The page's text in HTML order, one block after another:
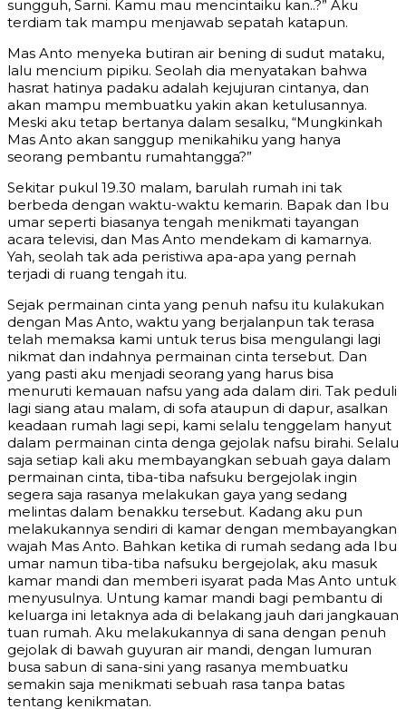
sungguh, Sarni. Kamu mau mencintaiku kan..?” Aku
terdiam tak mampu menjawab sepatah katapun.
Mas Anto menyeka butiran air bening di sudut mataku,
lalu mencium pipiku. Seolah dia menyatakan bahwa
hasrat hatinya padaku adalah kejujuran cintanya, dan
akan mampu membuatku yakin akan ketulusannya.
Meski aku tetap bertanya dalam sesalku, “Mungkinkah
Mas Anto akan sanggup menikahiku yang hanya
seorang pembantu rumahtangga?”
Sekitar pukul 19.30 malam, barulah rumah ini tak
berbeda dengan waktu-waktu kemarin. Bapak dan Ibu
umar seperti biasanya tengah menikmati tayangan
acara televisi, dan Mas Anto mendekam di kamarnya.
Yah, seolah tak ada peristiwa apa-apa yang pernah
terjadi di ruang tengah itu.
Sejak permainan cinta yang penuh nafsu itu kulakukan
dengan Mas Anto, waktu yang berjalanpun tak terasa
telah memaksa kami untuk terus bisa mengulangi lagi
nikmat dan indahnya permainan cinta tersebut. Dan
yang pasti aku menjadi seorang yang harus bisa
menuruti kemauan nafsu yang ada dalam diri. Tak peduli
lagi siang atau malam, di sofa ataupun di dapur, asalkan
keadaan rumah lagi sepi, kami selalu tenggelam hanyut
dalam permainan cinta denga gejolak nafsu birahi. Selalu
saja setiap kali aku membayangkan sebuah gaya dalam
permainan cinta, tiba-tiba nafsuku bergejolak ingin
segera saja rasanya melakukan gaya yang sedang
melintas dalam benakku tersebut. Kadang aku pun
melakukannya sendiri di kamar dengan membayangkan
wajah Mas Anto. Bahkan ketika di rumah sedang ada Ibu
umar namun tiba-tiba nafsuku bergejolak, aku masuk
kamar mandi dan memberi isyarat pada Mas Anto untuk
menyusulnya. Untung kamar mandi bagi pembantu di
keluarga ini letaknya ada di belakang jauh dari jangkauan
tuan rumah. Aku melakukannya di sana dengan penuh
gejolak di bawah guyuran air mandi, dengan lumuran
busa sabun di sana-sini yang rasanya membuatku
semakin saja menikmati sebuah rasa tanpa batas
tentang kenikmatan.